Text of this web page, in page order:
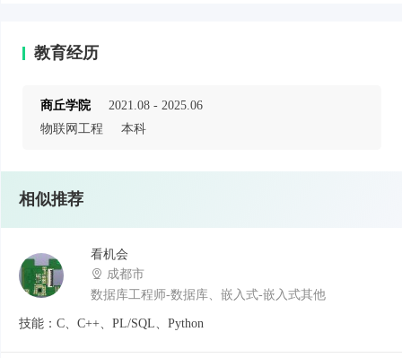
教育经历
商丘学院
2021.08 - 2025.06
物联网工程
本科
相似推荐
看机会
成都市
数据库工程师-数据库、嵌入式-嵌入式其他
技能：C、C++、PL/SQL、Python